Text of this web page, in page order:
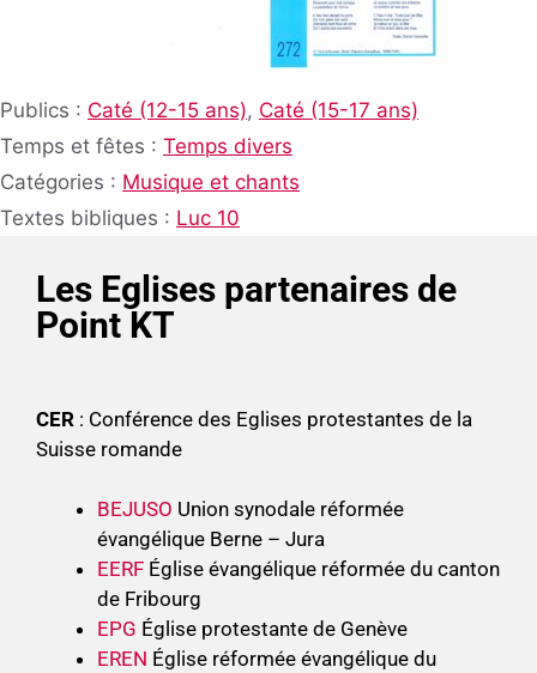
Publics : Caté (12-15 ans), Caté (15-17 ans)
Temps et fêtes : Temps divers
Catégories : Musique et chants
Textes bibliques : Luc 10
Les Eglises partenaires de
Point KT
CER : Conférence des Eglises protestantes de la
Suisse romande
BEJUSO Union synodale réformée
évangélique Berne – Jura
EERF Église évangélique réformée du canton
de Fribourg
EPG Église protestante de Genève
EREN Église réformée évangélique du